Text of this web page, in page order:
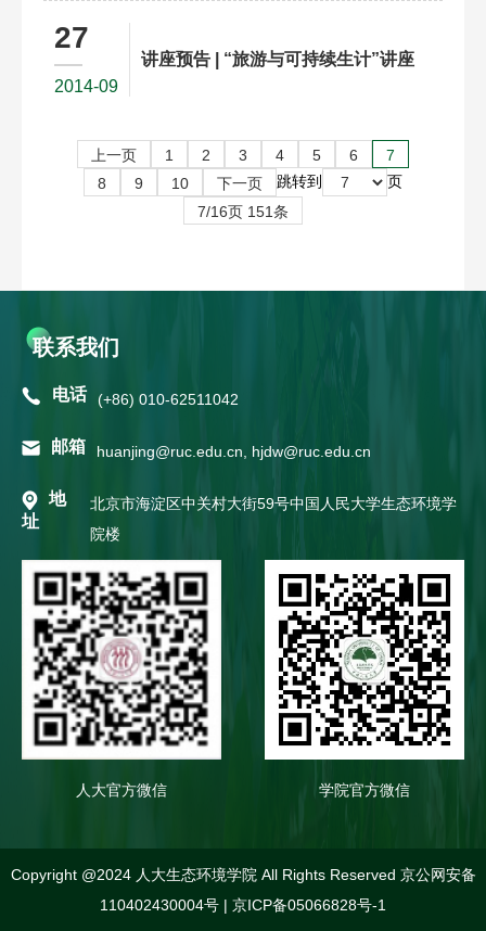
27
2014-09
讲座预告 | “旅游与可持续生计”讲座
上一页 1 2 3 4 5 6
7
8
9 10 下一页 跳转到
页
7/16页 151条
联系我们
电话 (+86) 010-62511042
邮箱 huanjing@ruc.edu.cn, hjdw@ruc.edu.cn
地
址
北京市海淀区中关村大街59号中国人民大学生态环境学
院楼
人大官方微信 学院官方微信
Copyright @2024 人大生态环境学院 All Rights Reserved 京公网安备
110402430004号 | 京ICP备05066828号-1